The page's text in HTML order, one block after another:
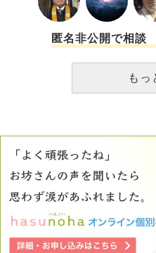
たりします。 それだけでもありがたいと思わなければいけ
ないのに、私はどうしても、
たのに。あなたについて行こ
は趣味へ出かけ 私たちとは
めないのか？と聞いても 大
り、悲しいです。 何のため
仕事も辞め、全く知らない
に虚しさでいっぱいです。 ただそれでも彼のことは好きな
ので別れたいとは思いません
胸が苦しいです 彼と一緒にい
でこの人と将来一緒になりた
と離れている時間は、ものす
第一にして！と言ってしまったり。 どうしたら
匿名非公開で相
もっ